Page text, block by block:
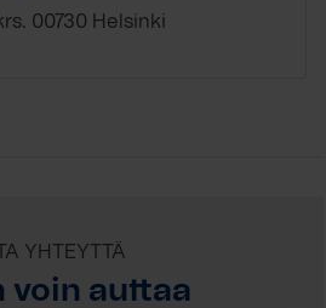
00730 Helsinki
YHTEYTTÄ
voin auttaa